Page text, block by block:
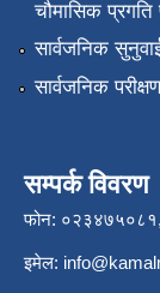
चौमासिक प्रगति
सार्वजनिक
सार्वजनिक परीक्षण
सम्पर्क विवरण
फोन:
इमेल: